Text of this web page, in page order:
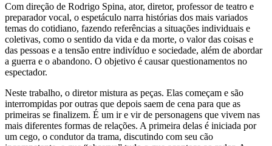
Com direção de Rodrigo Spina, ator, diretor, professor de teatro e
preparador vocal, o espetáculo narra histórias dos mais variados
temas do cotidiano, fazendo referências a situações individuais e
coletivas, como o sentido da vida e da morte, o valor das coisas e
das pessoas e a tensão entre indivíduo e sociedade, além de abordar
a guerra e o abandono. O objetivo é causar questionamentos no
espectador.
Neste trabalho, o diretor mistura as peças. Elas começam e são
interrompidas por outras que depois saem de cena para que as
primeiras se finalizem. É um ir e vir de personagens que vivem nas
mais diferentes formas de relações. A primeira delas é iniciada por
um cego, o condutor da trama, discutindo com seu cão